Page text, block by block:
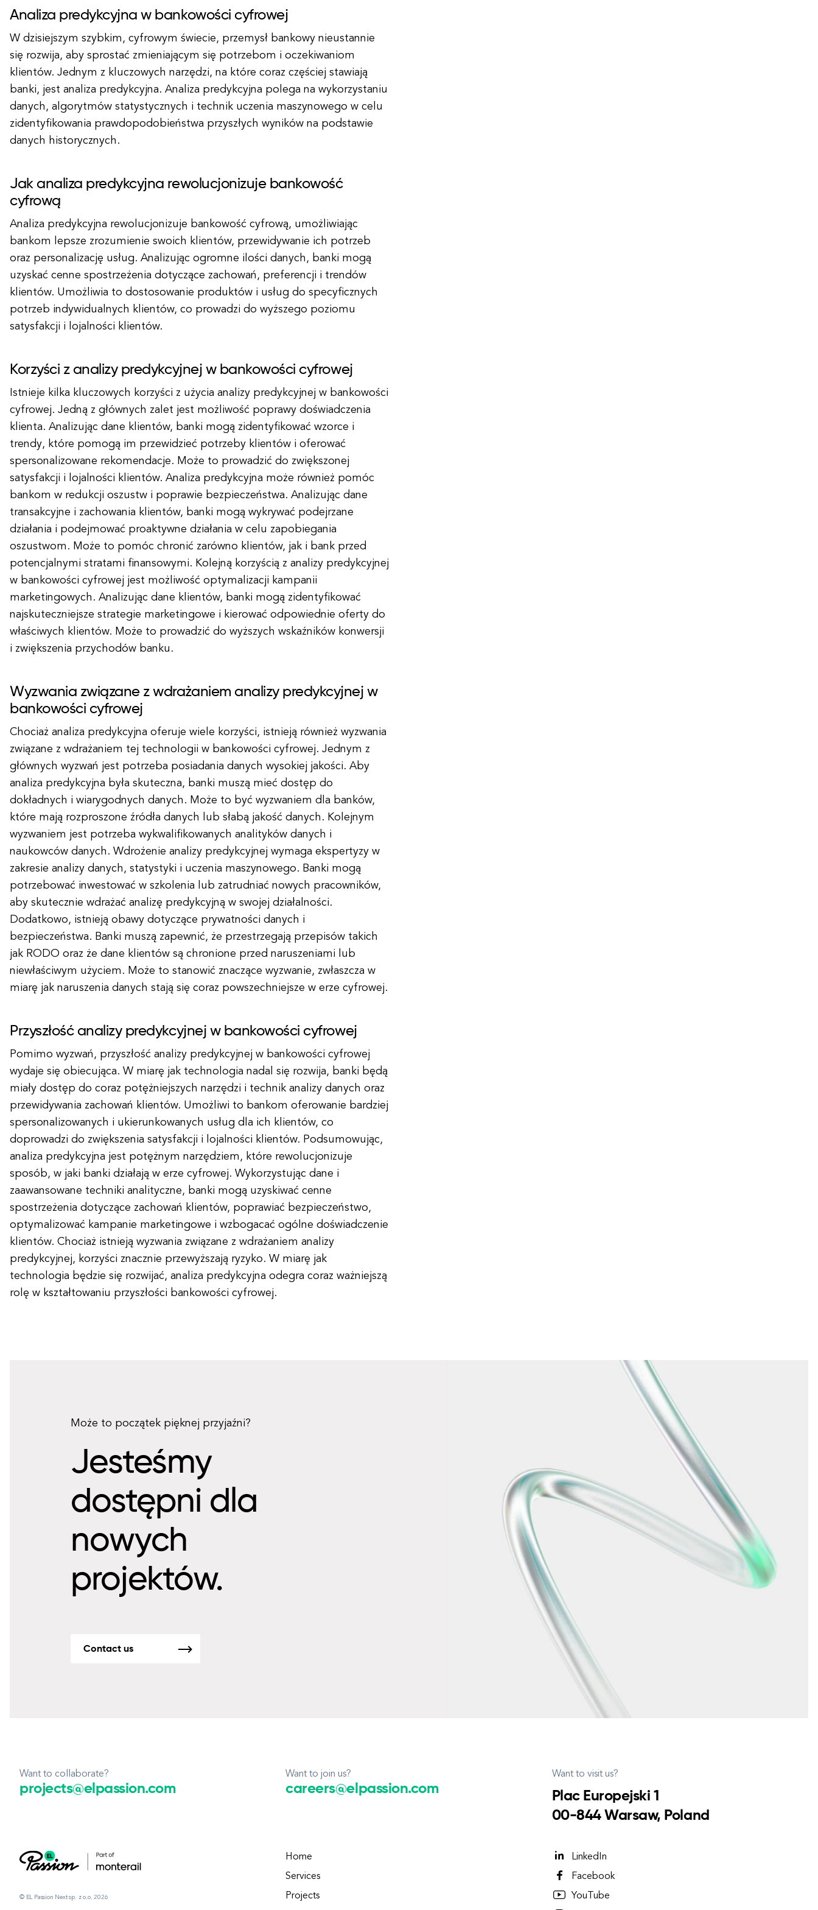
Analiza predykcyjna w bankowości cyfrowej
W dzisiejszym szybkim, cyfrowym świecie, przemysł bankowy nieustannie
się rozwija, aby sprostać zmieniającym się potrzebom i oczekiwaniom
klientów. Jednym z kluczowych narzędzi, na które coraz częściej stawiają
banki, jest analiza predykcyjna. Analiza predykcyjna polega na wykorzystaniu
danych, algorytmów statystycznych i technik uczenia maszynowego w celu
zidentyfikowania prawdopodobieństwa przyszłych wyników na podstawie
danych historycznych.
Jak analiza predykcyjna rewolucjonizuje bankowość
cyfrową
Analiza predykcyjna rewolucjonizuje bankowość cyfrową, umożliwiając
bankom lepsze zrozumienie swoich klientów, przewidywanie ich potrzeb
oraz personalizację usług. Analizując ogromne ilości danych, banki mogą
uzyskać cenne spostrzeżenia dotyczące zachowań, preferencji i trendów
klientów. Umożliwia to dostosowanie produktów i usług do specyficznych
potrzeb indywidualnych klientów, co prowadzi do wyższego poziomu
satysfakcji i lojalności klientów.
Korzyści z analizy predykcyjnej w bankowości cyfrowej
Istnieje kilka kluczowych korzyści z użycia analizy predykcyjnej w bankowości
cyfrowej. Jedną z głównych zalet jest możliwość poprawy doświadczenia
klienta. Analizując dane klientów, banki mogą zidentyfikować wzorce i
trendy, które pomogą im przewidzieć potrzeby klientów i oferować
spersonalizowane rekomendacje. Może to prowadzić do zwiększonej
satysfakcji i lojalności klientów. Analiza predykcyjna może również pomóc
bankom w redukcji oszustw i poprawie bezpieczeństwa. Analizując dane
transakcyjne i zachowania klientów, banki mogą wykrywać podejrzane
działania i podejmować proaktywne działania w celu zapobiegania
oszustwom. Może to pomóc chronić zarówno klientów, jak i bank przed
potencjalnymi stratami finansowymi. Kolejną korzyścią z analizy predykcyjnej
w bankowości cyfrowej jest możliwość optymalizacji kampanii
marketingowych. Analizując dane klientów, banki mogą zidentyfikować
najskuteczniejsze strategie marketingowe i kierować odpowiednie oferty do
właściwych klientów. Może to prowadzić do wyższych wskaźników konwersji
i zwiększenia przychodów banku.
Wyzwania związane z wdrażaniem analizy predykcyjnej w
bankowości cyfrowej
Chociaż analiza predykcyjna oferuje wiele korzyści, istnieją również wyzwania
związane z wdrażaniem tej technologii w bankowości cyfrowej. Jednym z
głównych wyzwań jest potrzeba posiadania danych wysokiej jakości. Aby
analiza predykcyjna była skuteczna, banki muszą mieć dostęp do
dokładnych i wiarygodnych danych. Może to być wyzwaniem dla banków,
które mają rozproszone źródła danych lub słabą jakość danych. Kolejnym
wyzwaniem jest potrzeba wykwalifikowanych analityków danych i
naukowców danych. Wdrożenie analizy predykcyjnej wymaga ekspertyzy w
zakresie analizy danych, statystyki i uczenia maszynowego. Banki mogą
potrzebować inwestować w szkolenia lub zatrudniać nowych pracowników,
aby skutecznie wdrażać analizę predykcyjną w swojej działalności.
Dodatkowo, istnieją obawy dotyczące prywatności danych i
bezpieczeństwa. Banki muszą zapewnić, że przestrzegają przepisów takich
jak RODO oraz że dane klientów są chronione przed naruszeniami lub
niewłaściwym użyciem. Może to stanowić znaczące wyzwanie, zwłaszcza w
miarę jak naruszenia danych stają się coraz powszechniejsze w erze cyfrowej.
Przyszłość analizy predykcyjnej w bankowości cyfrowej
Pomimo wyzwań, przyszłość analizy predykcyjnej w bankowości cyfrowej
wydaje się obiecująca. W miarę jak technologia nadal się rozwija, banki będą
miały dostęp do coraz potężniejszych narzędzi i technik analizy danych oraz
przewidywania zachowań klientów. Umożliwi to bankom oferowanie bardziej
spersonalizowanych i ukierunkowanych usług dla ich klientów, co
doprowadzi do zwiększenia satysfakcji i lojalności klientów. Podsumowując,
analiza predykcyjna jest potężnym narzędziem, które rewolucjonizuje
sposób, w jaki banki działają w erze cyfrowej. Wykorzystując dane i
zaawansowane techniki analityczne, banki mogą uzyskiwać cenne
spostrzeżenia dotyczące zachowań klientów, poprawiać bezpieczeństwo,
optymalizować kampanie marketingowe i wzbogacać ogólne doświadczenie
klientów. Chociaż istnieją wyzwania związane z wdrażaniem analizy
predykcyjnej, korzyści znacznie przewyższają ryzyko. W miarę jak
technologia będzie się rozwijać, analiza predykcyjna odegra coraz ważniejszą
rolę w kształtowaniu przyszłości bankowości cyfrowej.
Może to początek pięknej przyjaźni?
Jesteśmy
dostępni dla
nowych
projektów.
Contact us
Want to collaborate?
projects@elpassion.com
Want to join us?
careers@elpassion.com
Want to visit us?
Plac Europejski 1
00-844 Warsaw, Poland
© EL Passion Next sp. z o.o. 2026
Home
Services
Projects
LinkedIn
Facebook
YouTube